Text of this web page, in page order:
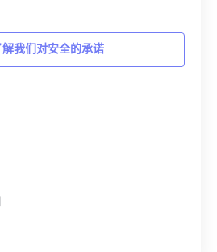
我们对安全的承诺